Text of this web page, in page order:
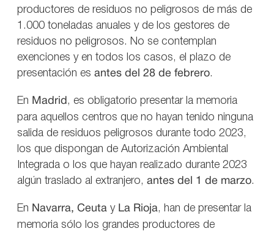
productores de residuos no peligrosos de más de
1.000 toneladas anuales y de los gestores de
residuos no peligrosos. No se contemplan
exenciones y en todos los casos, el plazo de
presentación es antes del 28 de febrero.
En Madrid , es obligatorio presentar la memoria
para aquellos centros que no hayan tenido ninguna
salida de residuos peligrosos durante todo 2023,
los que dispongan de Autorización Ambiental
Integrada o los que hayan realizado durante 2023
algún traslado al extranjero, antes del 1 de marzo.
En Navarra, Ceuta y La Rioja, han de presentar la
memoria sólo los grandes productores de